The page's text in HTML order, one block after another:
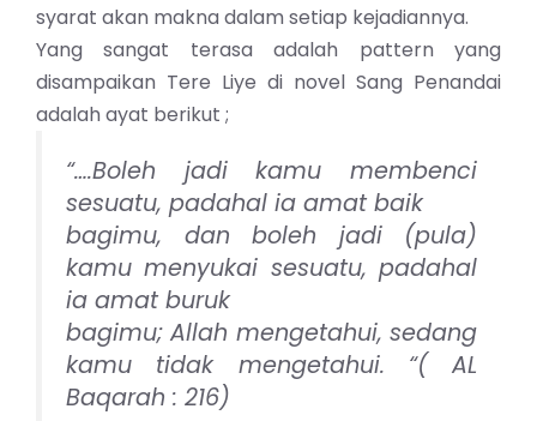
syarat akan makna dalam setiap kejadiannya.
Yang sangat terasa adalah pattern yang
disampaikan Tere Liye di novel Sang Penandai
adalah ayat berikut ;
“….Boleh jadi kamu membenci
sesuatu, padahal ia amat baik
bagimu, dan boleh jadi (pula)
kamu menyukai sesuatu, padahal
ia amat buruk
bagimu; Allah mengetahui, sedang
kamu tidak mengetahui. “( AL
Baqarah : 216)